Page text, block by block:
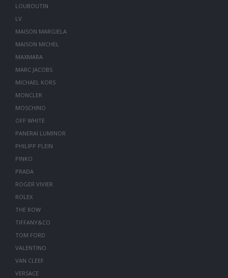
LOUBOUTIN
LV
MAISON MARGIELA
MAISON MICHEL
MAXMARA
MARC JACOBS
MICHAEL KORS
MONCLER
MOSCHINO
OFF WHITE
PANERAI LUMINOR
PHILIPP PLEIN
PINKO
PRADA
ROGER VIVIER
ROLEX
THE ROW
TIFFANY&CO
TOM FORD
VALENTINO
VAN CLEEF
VERSACE